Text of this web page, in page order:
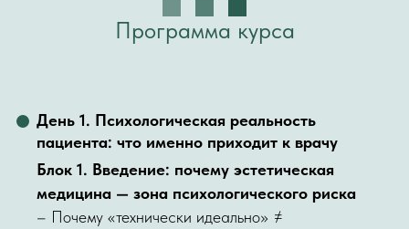
Программа курса
День 1. Психологическая реальность
пациента: что именно приходит к врачу
Блок 1. Введение: почему эстетическая
медицина — зона психологического риска
– Почему «технически идеально» ≠